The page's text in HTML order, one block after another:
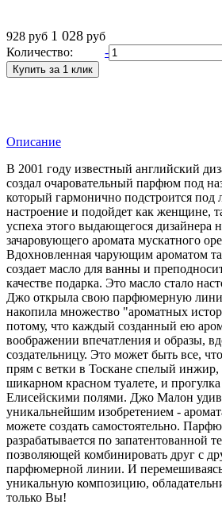
928 руб 1 028 руб
Количество: -
Описание
В 2001 году известный английский
создал очаровательный парфюм под
который гармонично подстроится
настроение и подойдет как женщине,
успеха этого выдающегося дизайнера
зачаровующего аромата мускатного
Вдохновленная чарующим ароматом
создает масло для ванны и
качестве подарка. Это масло стало
Джо открыла свою парфюмерную
накопила множество "ароматных
потому, что каждый созданный ею
воображении впечатления и образы,
создательницу. Это может быть все,
прям с ветки в Тоскане спелый инжир,
шикарном красном туалете, и
Елисейскими полями. Джо Малон
уникальнейшим изобретением -
можете создать самостоятельно.
разрабатывается по запатентованной
позволяющей комбинировать друг с
парфюмерной линии. И
уникальную композицию,
только Вы!